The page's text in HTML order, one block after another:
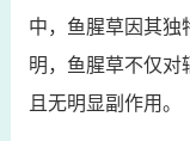
中，鱼腥草因其独
明，鱼腥草不仅对
且无明显副作用。